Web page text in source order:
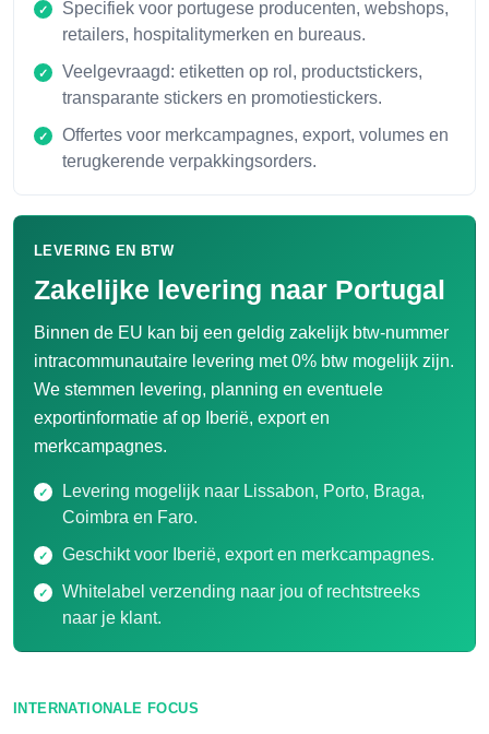
Specifiek voor portugese producenten, webshops,
retailers, hospitalitymerken en bureaus.
Veelgevraagd: etiketten op rol, productstickers,
transparante stickers en promotiestickers.
Offertes voor merkcampagnes, export, volumes en
terugkerende verpakkingsorders.
LEVERING EN BTW
Zakelijke levering naar Portugal
Binnen de EU kan bij een geldig zakelijk btw-nummer
intracommunautaire levering met 0% btw mogelijk zijn.
We stemmen levering, planning en eventuele
exportinformatie af op Iberië, export en
merkcampagnes.
Levering mogelijk naar Lissabon, Porto, Braga,
Coimbra en Faro.
Geschikt voor Iberië, export en merkcampagnes.
Whitelabel verzending naar jou of rechtstreeks
naar je klant.
INTERNATIONALE FOCUS